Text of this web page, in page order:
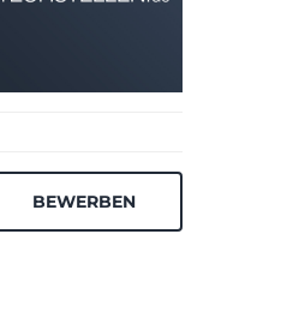
BEWERBEN